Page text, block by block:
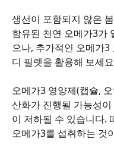
생선이 포함되지 않은
함유된 천연 오메가3가
으나, 추가적인 오메가
디 필렛을 활용해 보세
오메가3 영양제(캡슐,
산화가 진행될 가능성
이 저하될 수 있습니다.
오메가3를 섭취하는 것